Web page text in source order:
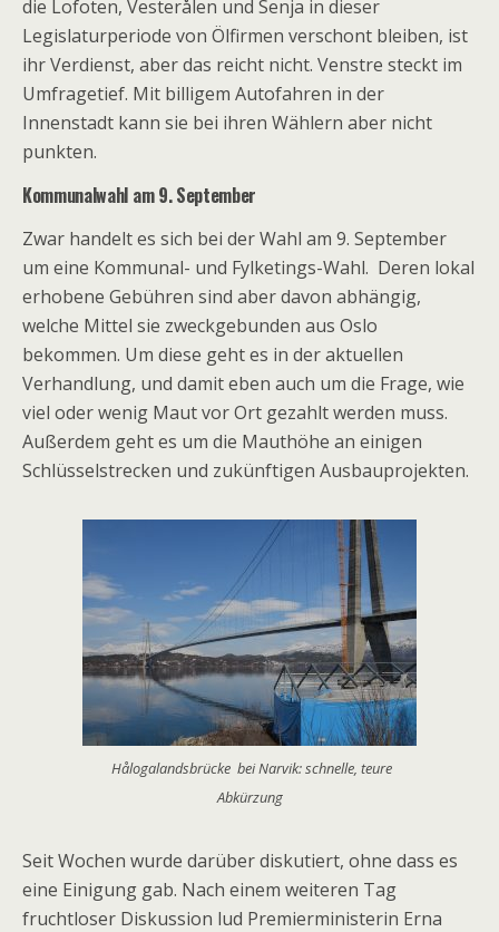
die Lofoten, Vesterålen und Senja in dieser
Legislaturperiode von Ölfirmen verschont bleiben, ist
ihr Verdienst, aber das reicht nicht. Venstre steckt im
Umfragetief. Mit billigem Autofahren in der
Innenstadt kann sie bei ihren Wählern aber nicht
punkten.
Kommunalwahl am 9. September
Zwar handelt es sich bei der Wahl am 9. September
um eine Kommunal- und Fylketings-Wahl. Deren lokal
erhobene Gebühren sind aber davon abhängig,
welche Mittel sie zweckgebunden aus Oslo
bekommen. Um diese geht es in der aktuellen
Verhandlung, und damit eben auch um die Frage, wie
viel oder wenig Maut vor Ort gezahlt werden muss.
Außerdem geht es um die Mauthöhe an einigen
Schlüsselstrecken und zukünftigen Ausbauprojekten.
Hålogalandsbrücke bei Narvik: schnelle, teure
Abkürzung
Seit Wochen wurde darüber diskutiert, ohne dass es
eine Einigung gab. Nach einem weiteren Tag
fruchtloser Diskussion lud Premierministerin Erna